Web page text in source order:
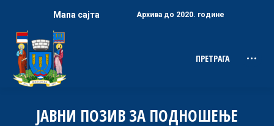
Мапа сајта Архива до 2020. године
Search:
ПРЕТРАГА
ЈАВНИ ПОЗИВ ЗА ПОДНОШЕЊЕ